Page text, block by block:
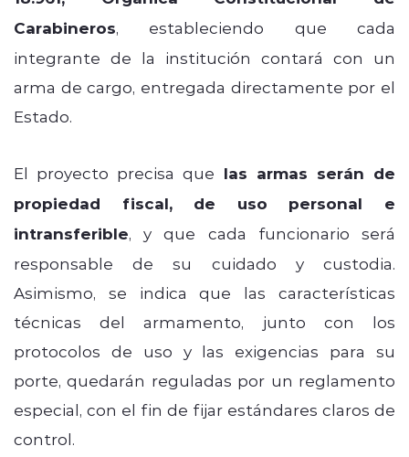
Carabineros, estableciendo que cada
integrante de la institución contará con un
arma de cargo, entregada directamente por el
Estado.
El proyecto precisa que las armas serán de
propiedad fiscal, de uso personal e
intransferible, y que cada funcionario será
responsable de su cuidado y custodia.
Asimismo, se indica que las características
técnicas del armamento, junto con los
protocolos de uso y las exigencias para su
porte, quedarán reguladas por un reglamento
especial, con el fin de fijar estándares claros de
control.